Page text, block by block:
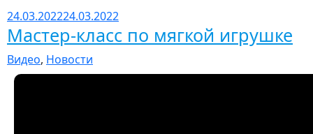
24.03.202224.03.2022
Мастер-класс по мягкой игрушке
Видео, Новости